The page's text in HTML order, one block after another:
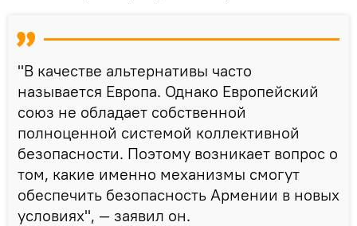
"В качестве альтернативы часто
называется Европа. Однако Европейский
союз не обладает собственной
полноценной системой коллективной
безопасности. Поэтому возникает вопрос о
том, какие именно механизмы смогут
обеспечить безопасность Армении в новых
условиях", — заявил он.